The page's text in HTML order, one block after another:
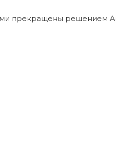
прекращены решением